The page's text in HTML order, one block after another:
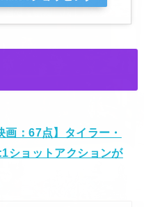
：67点】タイラー・
ショットアクションが